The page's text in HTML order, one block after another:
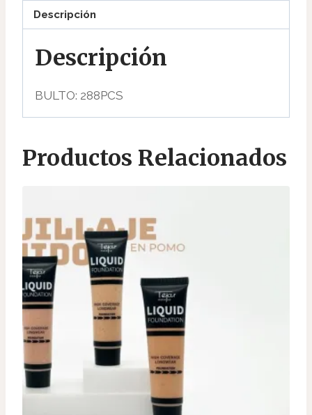
Descripción
Descripción
BULTO: 288PCS
Productos Relacionados